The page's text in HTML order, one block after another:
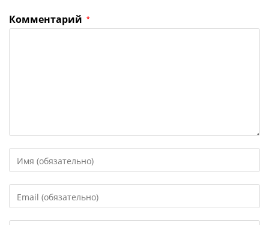
Комментарий *
свое
или
имя
свой